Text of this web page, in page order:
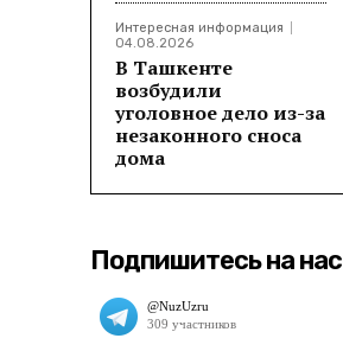
Интересная информация
04.08.2026
В Ташкенте
возбудили
уголовное дело из-за
незаконного сноса
дома
Подпишитесь на нас